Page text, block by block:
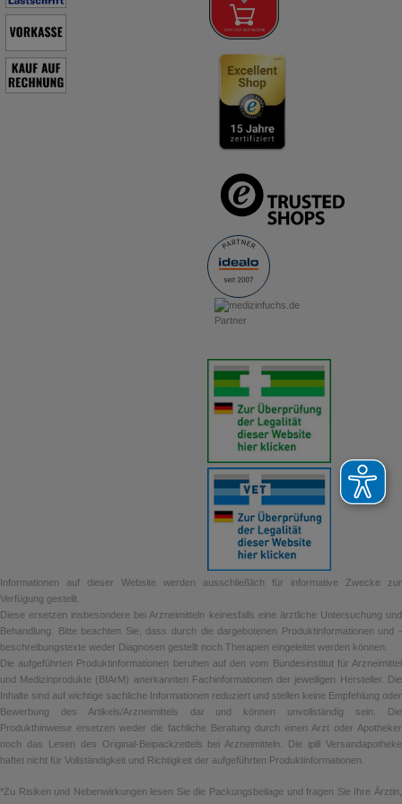
Informationen auf dieser Website werden ausschließlich für informative Zwecke zur
Verfügung gestellt.
Diese ersetzen insbesondere bei Arzneimitteln keinesfalls eine ärztliche Untersuchung und
Behandlung. Bitte beachten Sie, dass durch die dargebotenen Produktinformationen und -
beschreibungstexte weder Diagnosen gestellt noch Therapien eingeleitet werden können.
Die aufgeführten Produktinformationen beruhen auf den vom Bundesinstitut für Arzneimittel
und Medizinprodukte (BfArM) anerkannten Fachinformationen der jeweiligen Hersteller. Die
Inhalte sind auf wichtige sachliche Informationen reduziert und stellen keine Empfehlung oder
Bewerbung des Artikels/Arzneimittels dar und können unvollständig sein. Die
Produkthinweise ersetzen weder die fachliche Beratung durch einen Arzt oder Apotheker
noch das Lesen des Original-Beipackzettels bei Arzneimitteln. Die ipill Versandapotheke
haftet nicht für Vollständigkeit und Richtigkeit der aufgeführten Produktinformationen.
*Zu Risiken und Nebenwirkungen lesen Sie die Packungsbeilage und fragen Sie Ihre Ärztin,